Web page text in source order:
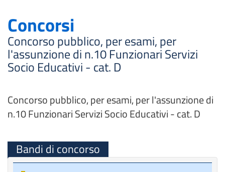
Concorsi
Concorso pubblico, per esami, per
l'assunzione di n.10 Funzionari Servizi
Socio Educativi - cat. D
Concorso pubblico, per esami, per l'assunzione di
n.10 Funzionari Servizi Socio Educativi - cat. D
Bandi di concorso